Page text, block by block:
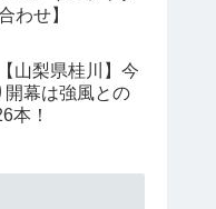
今
る。
わせ】
山梨県桂川】今
開幕は強風との
本！